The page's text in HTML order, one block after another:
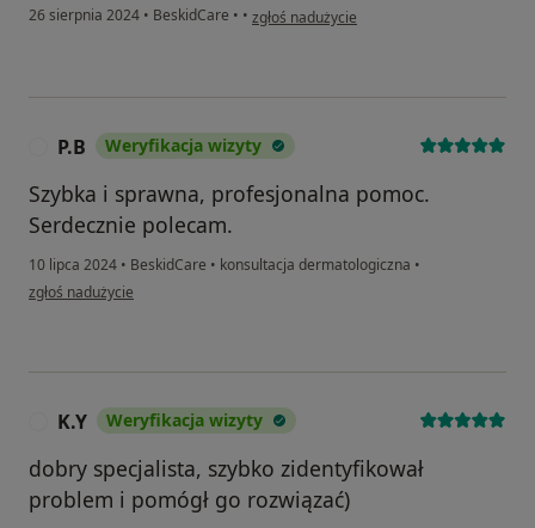
26 sierpnia 2024 • BeskidCare • • w opinii użytkownika endriu
zgłoś nadużycie
P.B Weryfikacja wizyty
Szybka i sprawna, profesjonalna pomoc.
Serdecznie polecam.
10 lipca 2024 • BeskidCare • konsultacja dermatologiczna •
w opinii użytkownika P.B
zgłoś nadużycie
K.Y Weryfikacja wizyty
dobry specjalista, szybko zidentyfikował
problem i pomógł go rozwiązać)